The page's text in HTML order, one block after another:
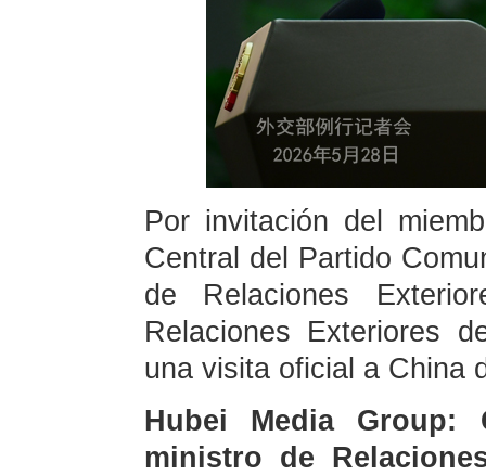
Por invitación del
Central del Partido
de Relaciones
Relaciones Exteriores
una visita oficial a China
Hubei Media
ministro de